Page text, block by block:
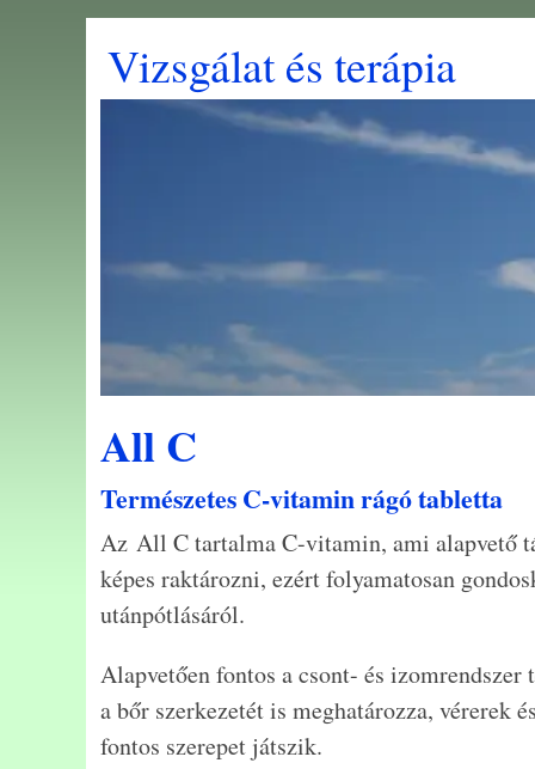
Vizsgálat és terápia
All C
Természetes C-vitamin rágó tabletta
Az All C tartalma C-vitamin, ami alapvető
képes raktározni, ezért folyamatosan
utánpótlásáról.
Alapvetően fontos a csont- és izomrendszer
a bőr szerkezetét is meghatározza, vérerek
fontos szerepet játszik.